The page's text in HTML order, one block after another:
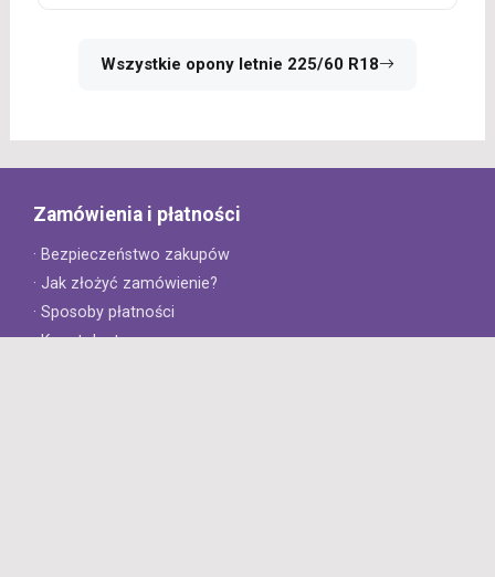
Wszystkie opony letnie 225/60 R18
Zamówienia i płatności
· Bezpieczeństwo zakupów
· Jak złożyć zamówienie?
· Sposoby płatności
· Koszt dostawy